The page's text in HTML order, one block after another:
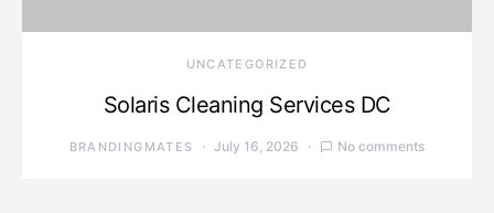
UNCATEGORIZED
Solaris Cleaning Services DC
BRANDINGMATES July 16, 2026 No comments